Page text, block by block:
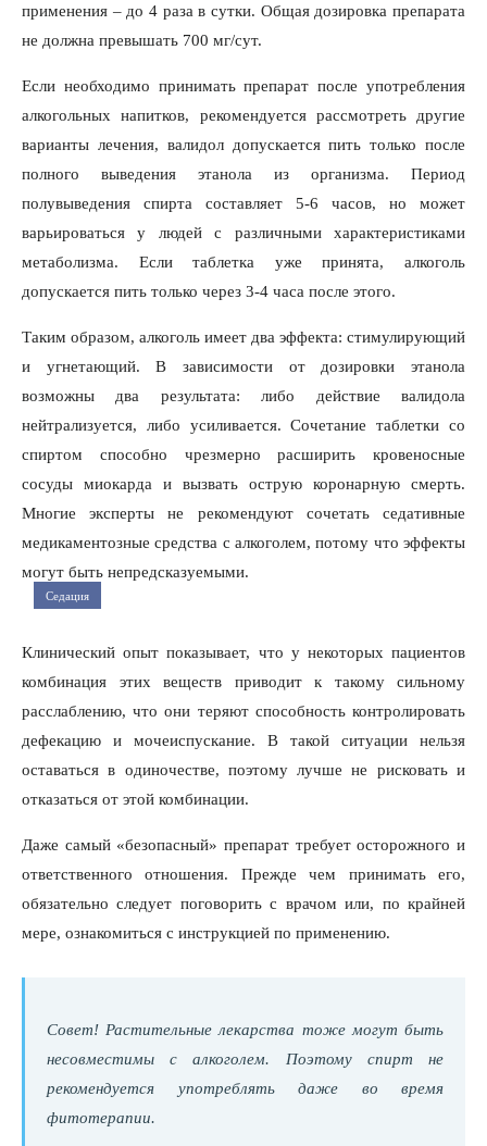
применения – до 4 раза в сутки. Общая дозировка препарата
не должна превышать 700 мг/сут.
Если необходимо принимать препарат после употребления
алкогольных напитков, рекомендуется рассмотреть другие
варианты лечения, валидол допускается пить только после
полного выведения этанола из организма. Период
полувыведения спирта составляет 5-6 часов, но может
варьироваться у людей с различными характеристиками
метаболизма. Если таблетка уже принята, алкоголь
допускается пить только через 3-4 часа после этого.
Таким образом, алкоголь имеет два эффекта: стимулирующий
и угнетающий. В зависимости от дозировки этанола
возможны два результата: либо действие валидола
нейтрализуется, либо усиливается. Сочетание таблетки со
спиртом способно чрезмерно расширить кровеносные
сосуды миокарда и вызвать острую коронарную смерть.
Многие эксперты не рекомендуют сочетать седативные
медикаментозные средства с алкоголем, потому что эффекты
могут быть непредсказуемыми.
Седация
Клинический опыт показывает, что у некоторых пациентов
комбинация этих веществ приводит к такому сильному
расслаблению, что они теряют способность контролировать
дефекацию и мочеиспускание. В такой ситуации нельзя
оставаться в одиночестве, поэтому лучше не рисковать и
отказаться от этой комбинации.
Даже самый «безопасный» препарат требует осторожного и
ответственного отношения. Прежде чем принимать его,
обязательно следует поговорить с врачом или, по крайней
мере, ознакомиться с инструкцией по применению.
Совет! Растительные лекарства тоже могут быть
несовместимы с алкоголем. Поэтому спирт не
рекомендуется употреблять даже во время
фитотерапии.